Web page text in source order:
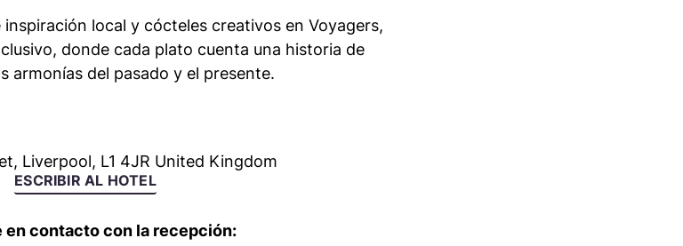
local y cócteles creativos en Voyagers,
donde cada plato cuenta una historia de
armonías del pasado y el presente.
, Liverpool, L1 4JR United Kingdom
ESCRIBIR AL HOTEL
en contacto con la recepción: